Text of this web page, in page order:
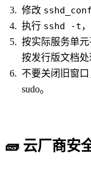
修改
执行 sshd -t
按实际服务单元
按发行版文档处
不要关闭旧窗
sudo。
🧱 云厂商安